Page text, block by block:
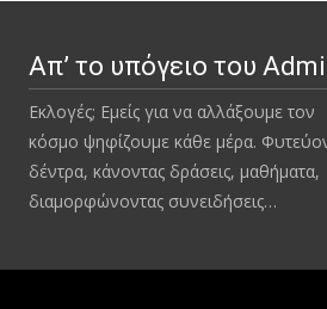
Απ’ το υπόγειο του
Εκλογές; Εμείς για να αλλάξουμε τον
κόσμο ψηφίζουμε κάθε μέρα.
δέντρα, κάνοντας δράσεις, μαθήματα,
διαμορφώνοντας συνειδήσεις…